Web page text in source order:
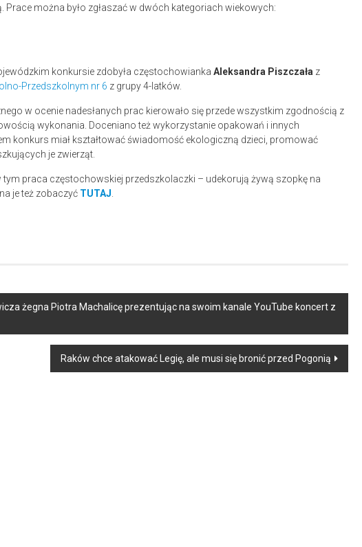
można było zgłaszać w dwóch kategoriach wiekowych:
konkursie zdobyła częstochowianka Aleksandra Piszczała z
Przedszkolnym nr 6 z grupy 4-latków.
w ocenie nadesłanych prac kierowało się przede wszystkim zgodnością z
wykonania. Doceniano też wykorzystanie opakowań i innych
konkurs miał kształtować świadomość ekologiczną dzieci, promować
je zwierząt.
praca częstochowskiej przedszkolaczki – udekorują żywą szopkę na
je też zobaczyć TUTAJ.
żegna Piotra Machalicę prezentując na swoim kanale YouTube koncert z
Raków chce atakować Legię, ale musi się bronić przed Pogonią